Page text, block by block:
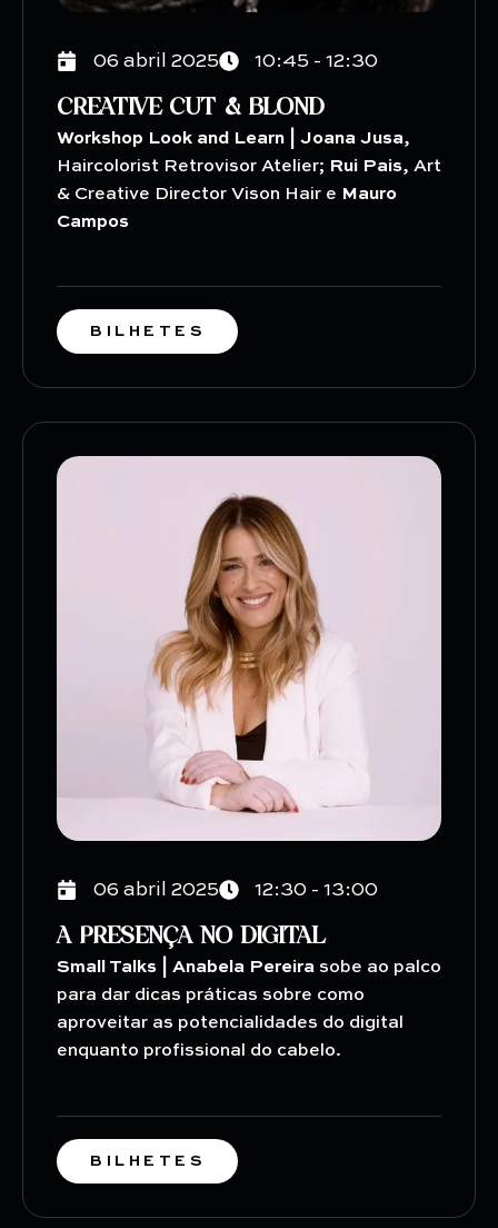
06 abril 2025 10:45 - 12:30
CREATIVE CUT & BLOND
Workshop Look and Learn | Joana Jusa,
Haircolorist Retrovisor Atelier; Rui Pais, Art
& Creative Director Vison Hair e Mauro
Campos
BILHETES
06 abril 2025 12:30 - 13:00
A PRESENÇA NO DIGITAL
Small Talks | Anabela Pereira sobe ao palco
para dar dicas práticas sobre como
aproveitar as potencialidades do digital
enquanto profissional do cabelo.
BILHETES